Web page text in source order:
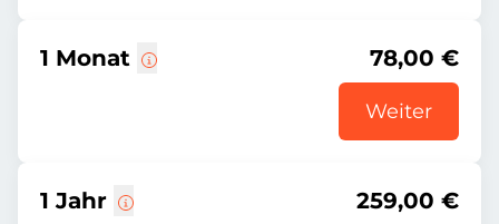
1 Monat 78,00 €
Weiter
1 Jahr 259,00 €